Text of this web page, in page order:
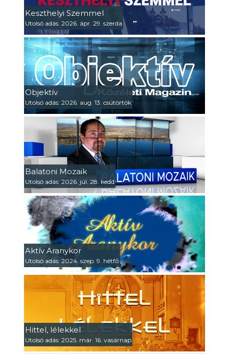
Keszthelyi Szemmel
Utolsó adás: 2026. ápr. 29. szerda
Objektív
Utolsó adás: 2026. aug. 13. csütörtök
Balatoni Mozaik
Utolsó adás: 2026. júl. 28. kedd
Aktív Aranykor
Utolsó adás: 2024. szep. 9. hétfő
Hittel, lélekkel
Utolsó adás: 2025. már. 16. vasárnap